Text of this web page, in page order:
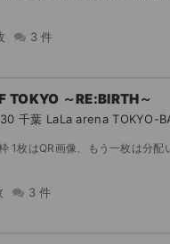
3 件
TOKYO ～RE:BIRTH～
千葉 LaLa arena TOKYO-
します。 ご購入後に分配先として、ticketbook登録済みのメールアドレスをご連絡
3 件